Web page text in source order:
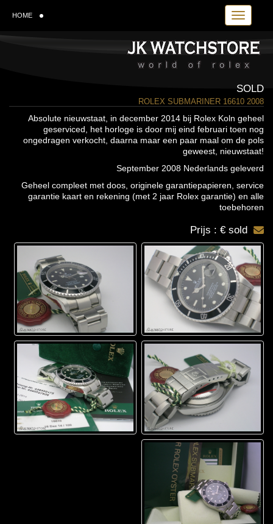
Toggle
HOME
SOLD
ROLEX SUBMARINER 16610 2008
Absolute nieuwstaat, in december 2014 bij Rolex Koln geheel
geserviced, het horloge is door mij eind februari toen nog
ongedragen verkocht, daarna maar een paar maal om de pols
geweest, nieuwstaat!
September 2008 Nederlands geleverd
Geheel compleet met doos, originele garantiepapieren, service
garantie kaart en rekening (met 2 jaar Rolex garantie) en alle
toebehoren
Prijs : € sold